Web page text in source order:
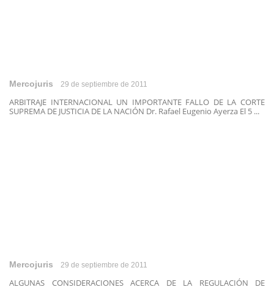
Mercojuris 29 de septiembre de 2011
ARBITRAJE INTERNACIONAL UN IMPORTANTE FALLO DE LA CORTE
SUPREMA DE JUSTICIA DE LA NACIÓN Dr. Rafael Eugenio Ayerza El 5 ...
Mercojuris 29 de septiembre de 2011
ALGUNAS CONSIDERACIONES ACERCA DE LA REGULACIÓN DE